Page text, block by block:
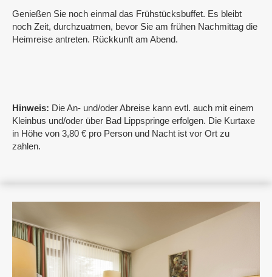
Genießen Sie noch einmal das Frühstücksbuffet. Es bleibt
noch Zeit, durchzuatmen, bevor Sie am frühen Nachmittag die
Heimreise antreten. Rückkunft am Abend.
Hinweis: Die An- und/oder Abreise kann evtl. auch mit einem
Kleinbus und/oder über Bad Lippspringe erfolgen. Die Kurtaxe
in Höhe von 3,80 € pro Person und Nacht ist vor Ort zu
zahlen.